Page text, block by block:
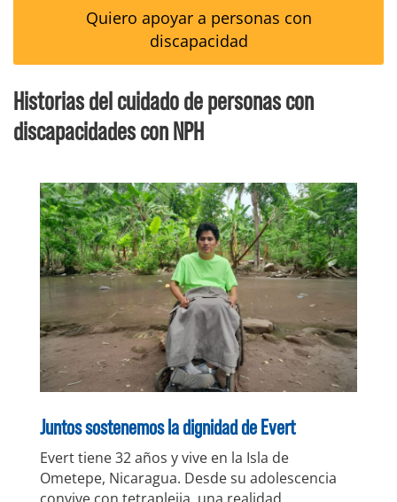
Quiero apoyar a personas con
discapacidad
Historias del cuidado de personas con
discapacidades con NPH
Juntos sostenemos la dignidad de Evert
Evert tiene 32 años y vive en la Isla de
Ometepe, Nicaragua. Desde su adolescencia